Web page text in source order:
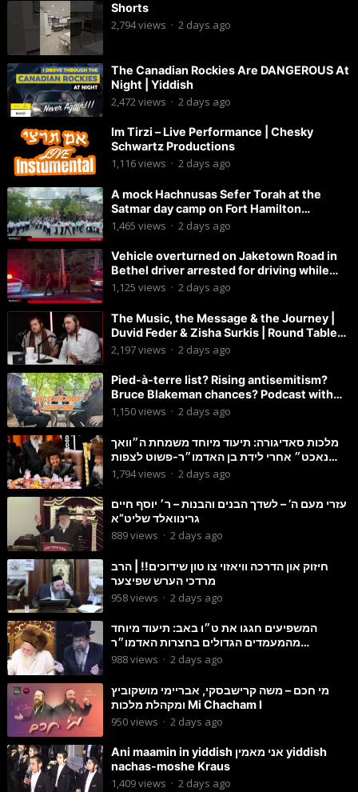
Shorts
2,794views · 2 days ago
The Canadian Rockies Are DANGEROUS At
Night | Yiddish
2,472views · 2 days ago
Im Tirzi – Live Performance | Chesky
Schwartz Productions
1,116views · 2 days ago
A mock Hachnusas Sefer Torah at the
Satmar day camp on Fort Hamilton
Parkway.
1,465 views · 2 days ago
Vehicle overturned on Jaketown Road in
Bethel driver arrested for driving while
intoxicated.
1,125 views · 2 days ago
The Music, the Message & the Journey |
Duvid Feder & Zisha Surkis | Round Table
#11
2,197views · 2 days ago
Pied-à-terre list? Rising antisemitism?
Bruce Blakeman chances? Podcast with
Councilman David Carr!
1,150views · 2 days ago
מלכות סאדיגורה: תיעוד מיוחד משמחת ה״וואך
נאכט״ אחרי לידת בן האדמו״ר-פשוט לצפות
ולהנות
1,794views · 2 days ago
עזרי מעם ה’ – לשדך הבנים והבנות – ר׳ יוסף חיים
גרינוואלד שליט”א
889views · 2 days ago
חיזוק און הדרכה וויאזוי צו טון שידוכים!! | הרב
מרדכי הערש שפיצער
958views · 2 days ago
המשפיעים חגגו את ט״ו באב: תיעוד מיוחד
מהמעמדים הגדולים בחצרות האדמו״ר
מסטוטשין והגרי״מ מורגשטרן
988views · 2 days ago
מי חכם – משה קרישבסקי, אבריימי מושקוביץ
ומקהלת מלכות Mi Chacham I
950views · 2 days ago
Ani maamin in yiddish אני מאמין yiddish
nachas-moshe Kraus
1,409views · 2 days ago